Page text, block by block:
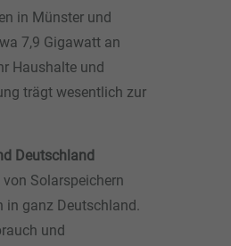
in Münster und
7,9 Gigawatt an
Haushalte und
trägt wesentlich zur
Deutschland
Solarspeichern
in ganz Deutschland.
und